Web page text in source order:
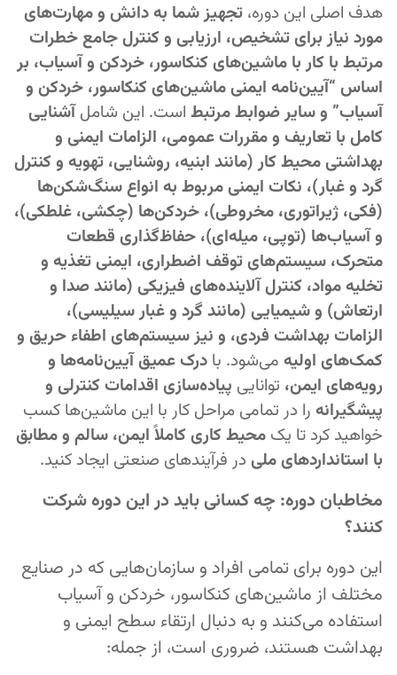
هدف اصلی این دوره، تجهیز شما به دانش و مهارت‌های
مورد نیاز برای تشخیص، ارزیابی و کنترل جامع خطرات
مرتبط با کار با ماشین‌های کنکاسور، خردکن و آسیاب، بر
اساس “آیین‌نامه ایمنی ماشین‌های کنکاسور، خردکن و
آسیاب” و سایر ضوابط مرتبط است. این شاملآشنایی
کامل با تعاریف و مقررات عمومی، الزامات ایمنی و
بهداشتی محیط کار (مانند ابنیه، روشنایی، تهویه و کنترل
گرد و غبار)، نکات ایمنی مربوط به انواع سنگ‌شکن‌ها
(فکی، ژیراتوری، مخروطی)، خردکن‌ها (چکشی، غلطکی)،
و آسیاب‌ها (توپی، میله‌ای)، حفاظ‌گذاری قطعات
متحرک، سیستم‌های توقف اضطراری، ایمنی تغذیه و
تخلیه مواد، کنترل آلاینده‌های فیزیکی (مانند صدا و
ارتعاش) و شیمیایی (مانند گرد و غبار سیلیسی)،
الزامات بهداشت فردی، و نیز سیستم‌های اطفاء حریق و
کمک‌های اولیه می‌شود. با درک عمیق آیین‌نامه‌ها و
رویه‌های ایمن، توانایی پیاده‌سازی اقدامات کنترلی و
پیشگیرانه را در تمامی مراحل کار با این ماشین‌ها کسب
خواهید کرد تا یک محیط کاری کاملاً ایمن، سالم و مطابق
با استانداردهای ملی در فرآیندهای صنعتی ایجاد کنید.
مخاطبان دوره: چه کسانی باید در این دوره شرکت
کنند؟
این دوره برای تمامی افراد و سازمان‌هایی که در صنایع
مختلف از ماشین‌های کنکاسور، خردکن و آسیاب
استفاده می‌کنند و به دنبال ارتقاء سطح ایمنی و
بهداشت هستند، ضروری است، از جمله: